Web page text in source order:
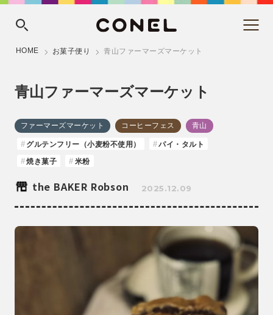
HOME お菓子便り 青山ファーマーズマーケット
青山ファーマーズマーケット
ファーマーズマーケット コーヒーフェス 青山
グルテンフリー（小麦粉不使用）
パイ・タルト
焼き菓子
米粉
the BAKER Robson 2025.12.09